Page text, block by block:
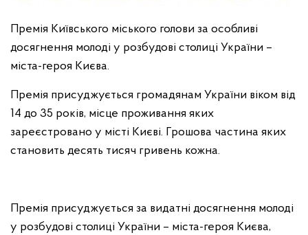
Премія Київського міського голови за особливі
досягнення молоді у розбудові столиці України –
міста-героя Києва.
Премія присуджується громадянам України віком від
14 до 35 років, місце проживання яких
зареєстровано у місті Києві. Грошова частина яких
становить десять тисяч гривень кожна.
Премія присуджується за видатні досягнення молоді
у розбудові столиці України – міста-героя Києва,